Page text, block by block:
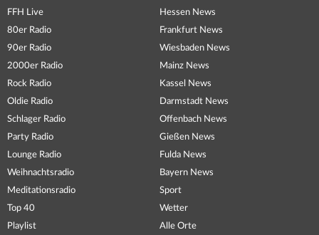
FFH Live
80er Radio
90er Radio
2000er Radio
Rock Radio
Oldie Radio
Schlager Radio
Party Radio
Lounge Radio
Weihnachtsradio
Meditationsradio
Top 40
Playlist
Hessen News
Frankfurt News
Wiesbaden News
Mainz News
Kassel News
Darmstadt News
Offenbach News
Gießen News
Fulda News
Bayern News
Sport
Wetter
Alle Orte